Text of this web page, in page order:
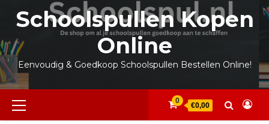
inhoud
Schoolspullen Kopen
Online
Eenvoudig & Goedkoop Schoolspullen Bestellen Online!
Primair
menu
0
€0,00